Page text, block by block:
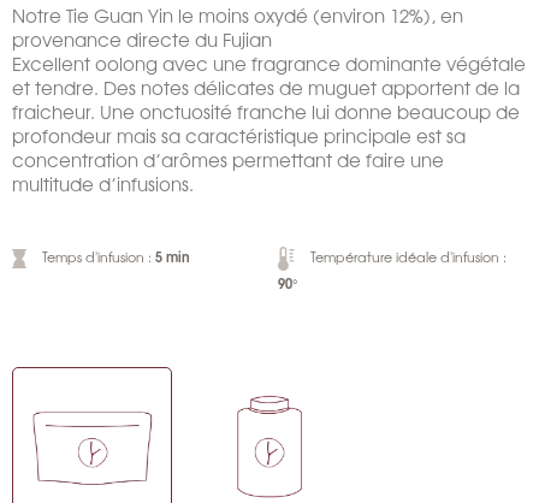
Notre Tie Guan Yin le moins oxydé (environ 12%), en
provenance directe du Fujian
Excellent oolong avec une fragrance dominante végétale
et tendre. Des notes délicates de muguet apportent de la
fraicheur. Une onctuosité franche lui donne beaucoup de
profondeur mais sa caractéristique principale est sa
concentration d’arômes permettant de faire une
multitude d’infusions.
Temps d'infusion : 5 min Température idéale d'infusion :
90°